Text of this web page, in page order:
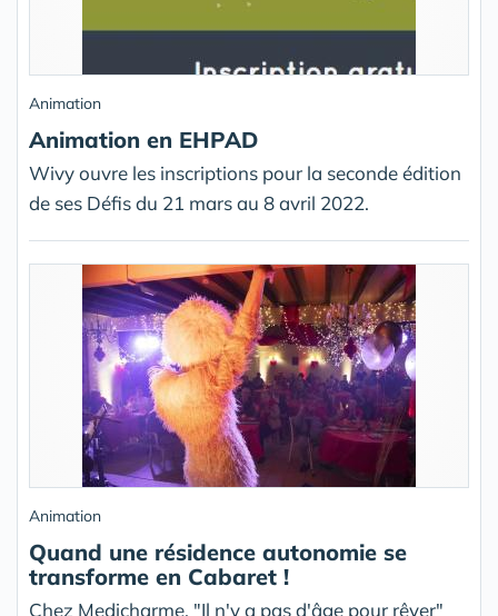
Animation
Animation en EHPAD
Wivy ouvre les inscriptions pour la seconde édition
de ses Défis du 21 mars au 8 avril 2022.
Animation
Quand une résidence autonomie se
transforme en Cabaret !
Chez Medicharme, "Il n'y a pas d'âge pour rêver"